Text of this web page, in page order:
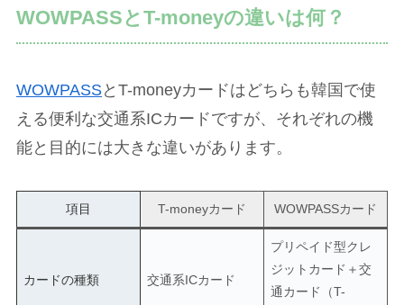
WOWPASSとT-moneyの違いは何？
WOWPASSとT-moneyカードはどちらも韓国で使
える便利な交通系ICカードですが、それぞれの機
能と目的には大きな違いがあります。
項目 T-moneyカード WOWPASSカード
カードの種類 交通系ICカード
プリペイド型クレ
ジットカード＋交
通カード（T-